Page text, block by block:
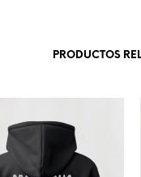
PRODUCTOS